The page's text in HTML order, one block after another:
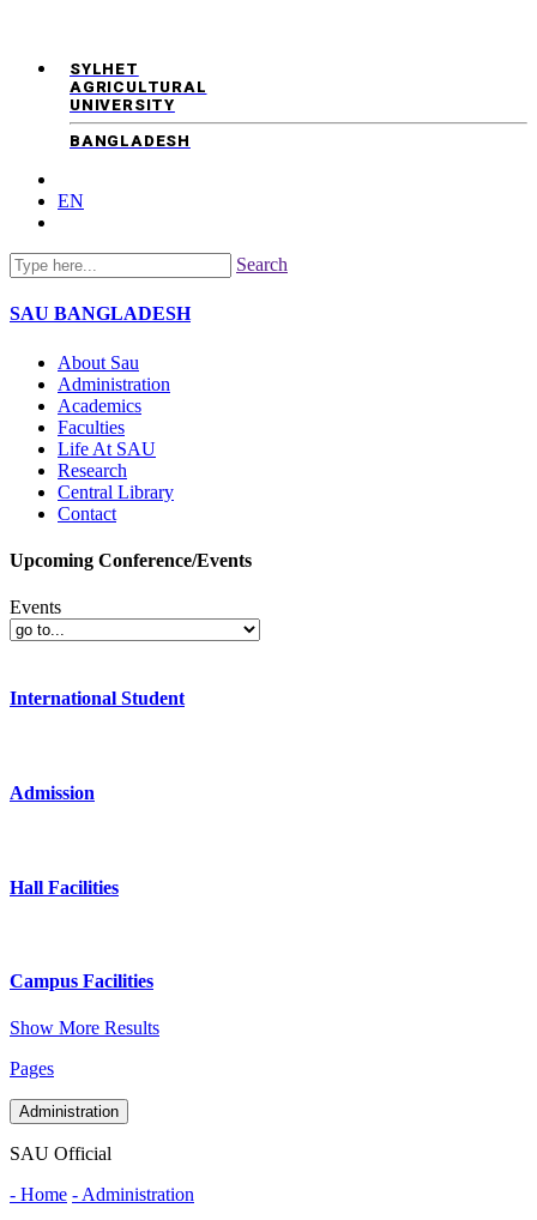
SYLHET
AGRICULTURAL
UNIVERSITY
BANGLADESH
EN
Search
SAU BANGLADESH
About Sau
Administration
Academics
Faculties
Life At SAU
Research
Central Library
Contact
Upcoming Conference/Events
Events
International Student
Admission
Hall Facilities
Campus Facilities
Show More Results
Pages
Administration
SAU Official
- Home - Administration